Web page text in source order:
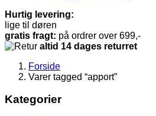
Hurtig levering:
lige til døren
gratis fragt: på ordrer over 699,-
altid 14 dages returret
Forside
Varer tagged “apport”
Kategorier